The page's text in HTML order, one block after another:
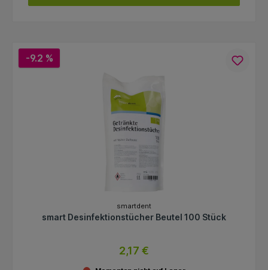
-9.2 %
smartdent
smart Desinfektionstücher Beutel 100 Stück
2,17 €